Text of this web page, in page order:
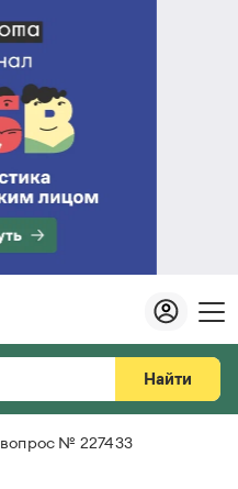
Найти
вопрос № 227433